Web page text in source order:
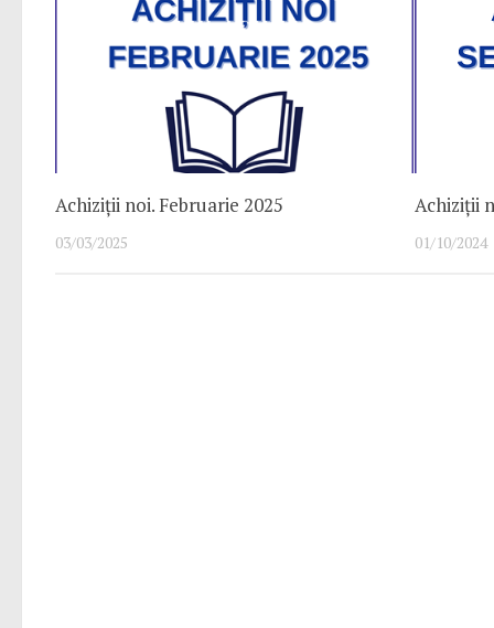
Achiziții noi. Februarie 2025
03/03/2025
Achiziții
01/10/2024